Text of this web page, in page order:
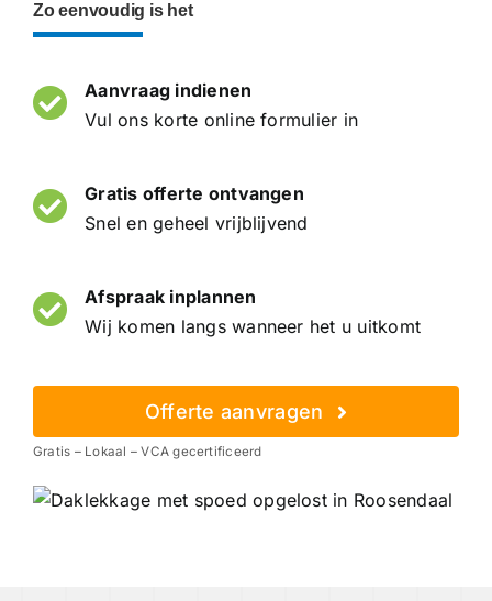
Zo eenvoudig is het
Aanvraag indienen
Vul ons korte online formulier in
Gratis offerte ontvangen
Snel en geheel vrijblijvend
Afspraak inplannen
Wij komen langs wanneer het u uitkomt
Offerte aanvragen
Gratis – Lokaal – VCA gecertificeerd